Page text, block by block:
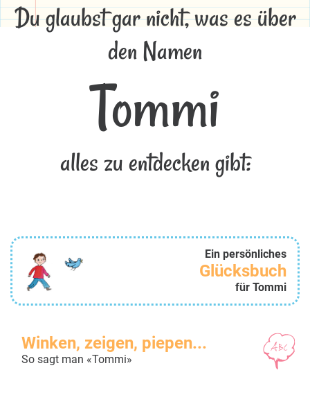
Du glaubst gar nicht, was es über
den Namen
Tommi
alles zu entdecken gibt:
Ein persönliches
Glücksbuch
für Tommi
Winken, zeigen, piepen...
So sagt man «Tommi»